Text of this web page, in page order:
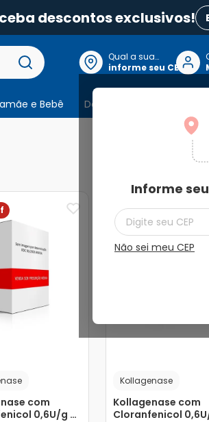
descontos exclusivos!
Qual a sua
localização?
informe seu CEP
Informe
Não sei meu CEP
e Bebê Dermocosmeticos
com
0,6U/g +
24%
Kollagenase
Kollagenase com
Cloranfenicol